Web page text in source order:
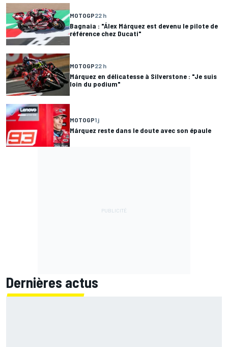
MOTOGP22 h
Bagnaia : "Álex Márquez est devenu le pilote de
référence chez Ducati"
MOTOGP22 h
Márquez en délicatesse à Silverstone : "Je suis
loin du podium"
MOTOGP1 j
Márquez reste dans le doute avec son épaule
Dernières actus